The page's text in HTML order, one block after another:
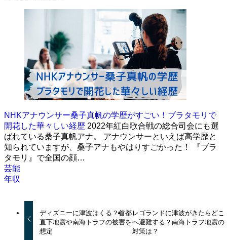
NHKアナウンサー桑子真帆の学歴がすごい！ブラタモリで
開花した華々しい経歴 2022年紅白歌合戦の総合司会にも選
ばれている桑子真帆アナ。 アナウンサーといえば高学歴と
知られていますが、桑子アナもやはりすごかった！ 『ブラ
タモリ』で全国の顔…
芸能
年収
ディズニーに津波はくる？首都
直下地震や南海トラフの被害を
想定
レゴランドに津波がきたらどこ
へ避難する？南海トラフ地震の
対策は？